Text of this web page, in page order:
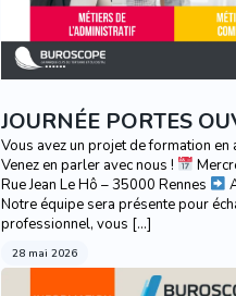
JOURNÉE PORTES
Vous avez un projet de formation en
Venez en parler avec nous !
Rue Jean Le Hô – 35000 Rennes
Notre équipe sera présente pour
professionnel, vous […]
28 mai 2026